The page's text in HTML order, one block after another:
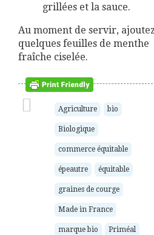
grillées et la sauce.
Au moment de servir, ajoutez
quelques feuilles de menthe
fraîche ciselée.
Agriculture bio
Biologique
commerce équitable
épeautre équitable
graines de courge
Made in France
marque bio Priméal